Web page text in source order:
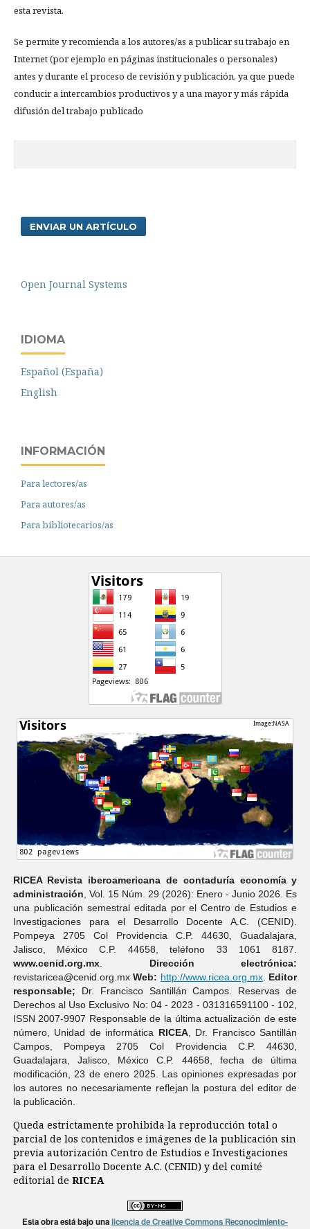
esta revista.
Se permite y recomienda a los autores/as a publicar su trabajo en
Internet (por ejemplo en páginas institucionales o personales)
antes y durante el proceso de revisión y publicación, ya que puede
conducir a intercambios productivos y a una mayor y más rápida
difusión del trabajo publicado
ENVIAR UN ARTÍCULO
Open Journal Systems
IDIOMA
Español (España)
English
INFORMACIÓN
Para lectores/as
Para autores/as
Para bibliotecarios/as
RICEA Revista iberoamericana de contaduría economí­a y
administración , Vol. 15 Núm. 29 (2026): Enero - Junio 2026. Es
una publicación semestral editada por el Centro de Estudios e
Investigaciones para el Desarrollo Docente A.C. (CENID).
Pompeya 2705 Col Providencia C.P. 44630, Guadalajara,
Jalisco, México C.P. 44658, teléfono 33 1061 8187.
www.cenid.org.mx. Dirección electrónica:
revistaricea@cenid.org.mxWeb: http://www.ricea.org.mx. Editor
responsable; Dr. Francisco Santillán Campos. Reservas de
Derechos al Uso Exclusivo No: 04 - 2023 - 031316591100 - 102,
ISSN 2007-9907 Responsable de la última actualización de este
número, Unidad de informática RICEA, Dr. Francisco Santillán
Campos, Pompeya 2705 Col Providencia C.P. 44630,
Guadalajara, Jalisco, México C.P. 44658, fecha de última
modificación, 23 de enero 2025. Las opiniones expresadas por
los autores no necesariamente reflejan la postura del editor de
la publicación.
Queda estrictamente prohibida la reproducción total o
parcial de los contenidos e imágenes de la publicación sin
previa autorización Centro de Estudios e Investigaciones
para el Desarrollo Docente A.C. (CENID) y del comité
editorial de RICEA
Esta obra está bajo unalicencia de Creative Commons Reconocimiento-